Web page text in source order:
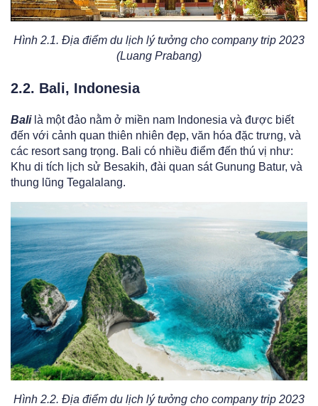
Hình 2.1. Địa điểm du lịch lý tưởng cho company trip 2023
(Luang Prabang)
2.2. Bali, Indonesia
Balilà một đảo nằm ở miền nam Indonesia và được biết
đến với cảnh quan thiên nhiên đẹp, văn hóa đặc trưng, và
các resort sang trọng. Bali có nhiều điểm đến thú vị như:
Khu di tích lịch sử Besakih, đài quan sát Gunung Batur, và
thung lũng Tegalalang.
Hình 2.2. Địa điểm du lịch lý tưởng cho company trip 2023